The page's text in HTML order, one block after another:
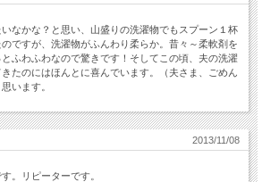
なかな？と思い、山盛りの洗濯物でもスプーン１杯
ですが、洗濯物がふんわり柔らか。昔々～柔軟剤を
ふわふわなので驚きです！そしてこの頃、夫の洗濯
たのにはほんとに喜んでいます。（夫さま、ごめん
います。
2013/11/08
。リピーターです。